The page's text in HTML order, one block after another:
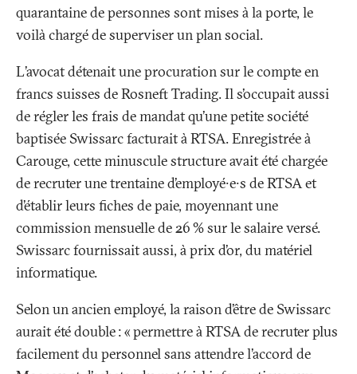
quarantaine de personnes sont mises à la porte, le
voilà chargé de superviser un plan social.
L’avocat détenait une procuration sur le compte en
francs suisses de Rosneft Trading. Il s’occupait aussi
de régler les frais de mandat qu’une petite société
baptisée Swissarc facturait à RTSA. Enregistrée à
Carouge, cette minuscule structure avait été chargée
de recruter une trentaine d’employé∙e∙s de RTSA et
d’établir leurs fiches de paie, moyennant une
commission mensuelle de 26% sur le salaire versé.
Swissarc fournissait aussi, à prix d’or, du matériel
informatique.
Selon un ancien employé, la raison d’être de Swissarc
aurait été double: «permettre à RTSA de recruter plus
facilement du personnel sans attendre l’accord de